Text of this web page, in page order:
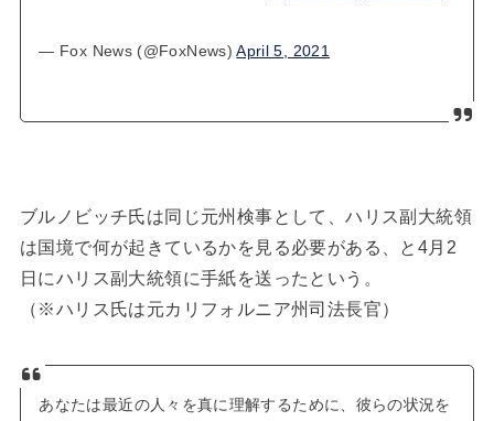
— Fox News (@FoxNews)April 5, 2021
ブルノビッチ氏は同じ元州検事として、ハリス副大統領
は国境で何が起きているかを見る必要がある、と4月2
日にハリス副大統領に手紙を送ったという。
（※ハリス氏は元カリフォルニア州司法長官）
あなたは最近の人々を真に理解するために、彼らの状況を